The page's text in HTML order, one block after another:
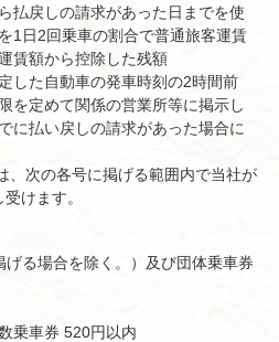
払戻しの請求があった日までを使
1日2回乗車の割合で普通旅客運賃
賃額から控除した残額
した自動車の発車時刻の2時間前
を定めて関係の営業所等に掲示し
に払い戻しの請求があった場合に
、次の各号に掲げる範囲内で当社が
けます。
る場合を除く。）及び団体乗車券
乗車券 520円以内